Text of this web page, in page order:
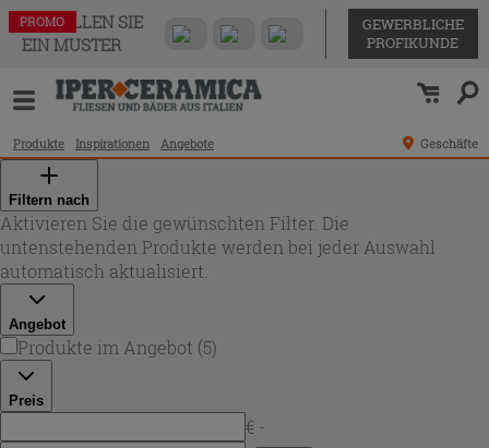
BESTELLEN SIE
EIN MUSTER
GEWERBLICHE
PROFIKUNDE
Produkte Inspirationen Angebote Geschäfte
Filtern nach
Aktivieren Sie die gewünschten Filter. Die
untenstehenden Produkte werden bei jeder Auswahl
automatisch aktualisiert.
Angebot
Produkte im Angebot (5)
Preis
€ -
PROMO
PROMO
PROMO
PROMO
PROMO